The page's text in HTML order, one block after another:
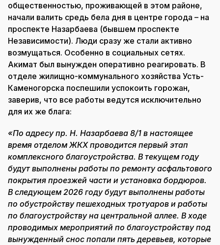
общественностью, проживающей в этом районе,
начали валить средь бела дня в центре города – на
проспекте Назарбаева (бывшем проспекте
Независимости). Люди сразу же стали активно
возмущаться. Особенно в социальных сетях.
Акимат был вынужден оперативно реагировать. В
отделе жилищно-коммунального хозяйства Усть-
Каменогорска поспешили успокоить горожан,
заверив, что все работы ведутся исключительно
для их же блага:
«По адресу пр. Н. Назарбаева 8/1 в настоящее
время отделом ЖКХ проводится первый этап
комплексного благоустройства. В текущем году
будут выполнены работы по ремонту асфальтового
покрытия проезжей части и установка бордюров.
В следующем 2026 году будут выполнены работы
по обустройству пешеходных тротуаров и работы
по благоустройству на центральной аллее. В ходе
проводимых мероприятий по благоустройству под
вынужденный снос попали пять деревьев, которые